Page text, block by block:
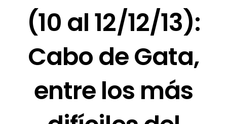
(10 al 12/12/13):
Cabo de Gata,
entre los más